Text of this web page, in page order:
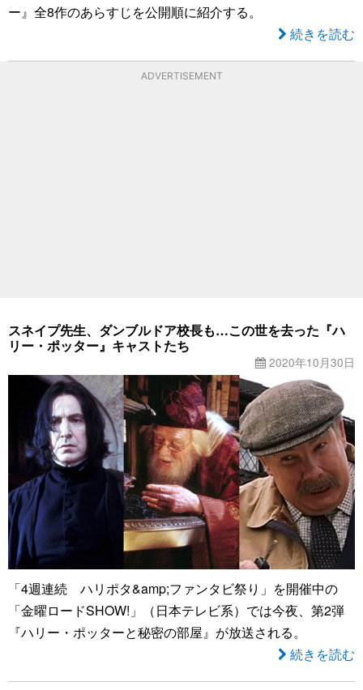
ー』全8作のあらすじを公開順に紹介する。
続きを読む
ADVERTISEMENT
スネイプ先生、ダンブルドア校長も…この世を去った『ハ
リー・ポッター』キャストたち
2020年10月30日
「4週連続 ハリポタ&amp;ファンタビ祭り」を開催中の
「金曜ロードSHOW!」（日本テレビ系）では今夜、第2弾
『ハリー・ポッターと秘密の部屋』が放送される。
続きを読む